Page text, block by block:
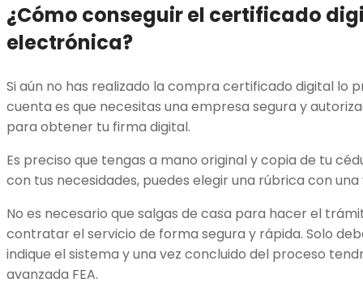
¿Cómo conseguir el certificado
electrónica?
Si aún no has realizado la compra certificado digital lo
cuenta es que necesitas una empresa segura y
para obtener tu firma digital.
Es preciso que tengas a mano original y copia de tu
con tus necesidades, puedes elegir una rúbrica con
No es necesario que salgas de casa para hacer el
contratar el servicio de forma segura y rápida. Solo
indique el sistema y una vez concluido del proceso
avanzada FEA.